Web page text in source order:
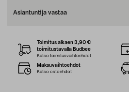
Asiantuntija vastaa
Toimitus alkaen 3,90 €
toimitustavalla Budbee
Katso toimitusvaihtoehdot
Maksuvaihtoehdot
Katso ostoehdot